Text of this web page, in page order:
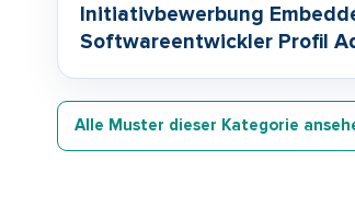
Initiativbewerbung
Softwareentwickler Profil
Alle Muster dieser Kategorie